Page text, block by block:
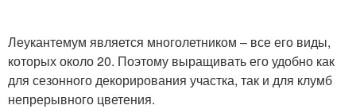
Леукантемум является многолетником – все его виды,
которых около 20. Поэтому выращивать его удобно как
для сезонного декорирования участка, так и для клумб
непрерывного цветения.